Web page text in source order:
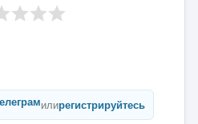
илирегистрируйтесь